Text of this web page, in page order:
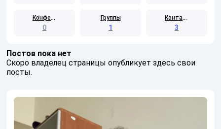
Конференции
0
Группы
1
Контакты
3
Постов пока нет
Скоро владелец страницы опубликует здесь свои
посты.